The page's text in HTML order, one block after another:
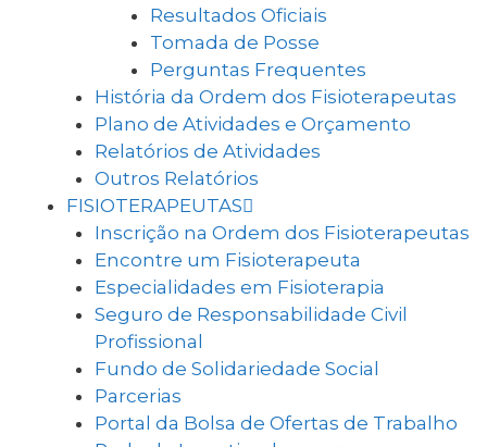
Resultados Oficiais
Tomada de Posse
Perguntas Frequentes
História da Ordem dos Fisioterapeutas
Plano de Atividades e Orçamento
Relatórios de Atividades
Outros Relatórios
FISIOTERAPEUTAS
Inscrição na Ordem dos Fisioterapeutas
Encontre um Fisioterapeuta
Especialidades em Fisioterapia
Seguro de Responsabilidade Civil
Profissional
Fundo de Solidariedade Social
Parcerias
Portal da Bolsa de Ofertas de Trabalho